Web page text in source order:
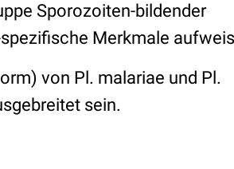
Sporozoiten-bildender
Merkmale
von Pl. malariae und Pl.
sein.